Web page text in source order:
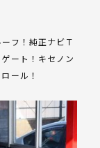
フ！純正ナビＴ
ート！キセノン
ール！